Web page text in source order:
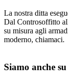
La nostra ditta
Dal Controsoffitto
su misura agli
moderno, chiamaci.
Siamo anche